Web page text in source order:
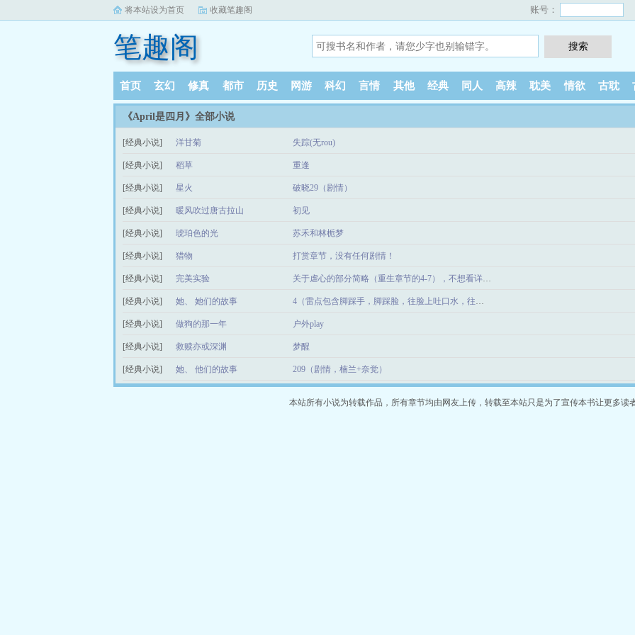
将本站设为首页 收藏笔趣阁 账号：
笔趣阁
首页 玄幻 修真 都市 历史 网游 科幻 言情 其他 经典 同人 高辣 耽美 情欲 古耽
《April是四月》全部小说
[经典小说] 洋甘菊 失踪(无rou)
[经典小说] 稻草 重逢
[经典小说] 星火 破晓29（剧情）
[经典小说] 暖风吹过唐古拉山 初见
[经典小说] 琥珀色的光 苏禾和林栀梦
[经典小说] 猎物 打赏章节，没有任何剧情！
[经典小说] 完美实验 关于虐心的部分简略（重生章节的4-7），不想看详细的，可以看下大概结局
[经典小说] 她、 她们的故事 4（雷点包含脚踩手，脚踩脸，往脸上吐口水，往嘴里吐痰，皮带抽小xue，言语羞辱，深喉）
[经典小说] 做狗的那一年 户外play
[经典小说] 救赎亦或深渊 梦醒
[经典小说] 她、 他们的故事 209（剧情，楠兰+奈觉）
本站所有小说为转载作品，所有章节均由网友上传，转载至本站只是为了宣传本书让更多读